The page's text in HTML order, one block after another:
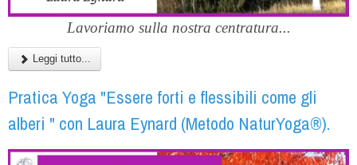
Lavoriamo sulla nostra centratura...
Leggi tutto...
Pratica Yoga "Essere forti e flessibili come gli
alberi " con Laura Eynard (Metodo NaturYoga®).